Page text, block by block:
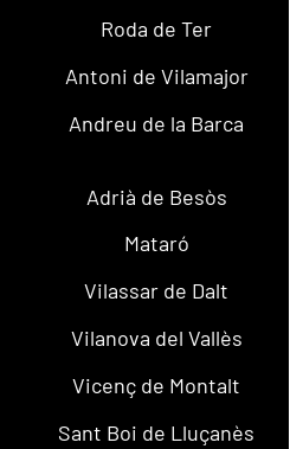
Roda de Ter
Antoni de Vilamajor
Andreu de la Barca
Adrià de Besòs
Mataró
Vilassar de Dalt
Vilanova del Vallès
Vicenç de Montalt
Sant Boi de Lluçanès